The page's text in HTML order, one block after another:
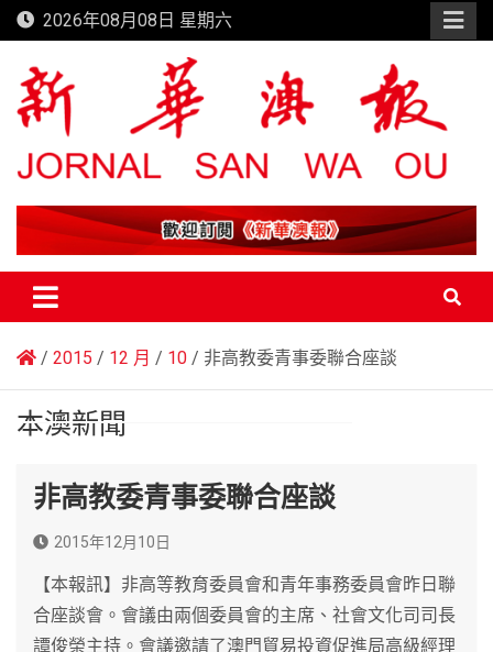
Skip
to
content
2026年08月08日 星期六
新華澳報
2015 12 月 10 非高教委青事委聯合座談
本澳新聞
非高教委青事委聯合座談
2015年12月10日
【本報訊】非高等教育委員會和青年事務委員會昨日聯
合座談會。會議由兩個委員會的主席、社會文化司司長
譚俊榮主持。會議邀請了澳門貿易投資促進局高級經理